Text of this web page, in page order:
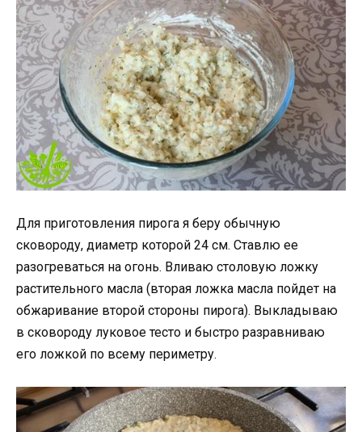
Для приготовления пирога я беру обычную
сковороду, диаметр которой 24 см. Ставлю ее
разогреваться на огонь. Вливаю столовую ложку
растительного масла (вторая ложка масла пойдет на
обжаривание второй стороны пирога). Выкладываю
в сковороду луковое тесто и быстро разравниваю
его ложкой по всему периметру.